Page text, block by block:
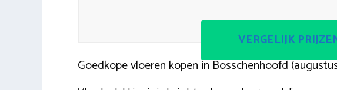
VERGELIJK
Goedkope vloeren kopen in Bosschenhoofd